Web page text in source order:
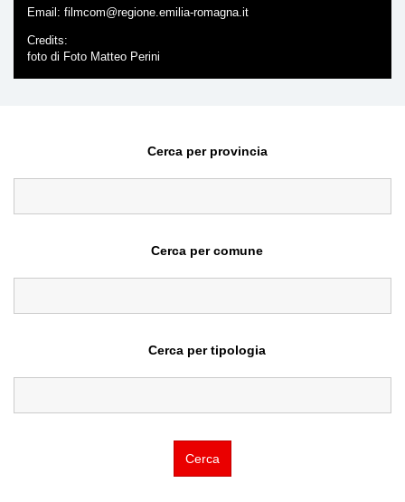
Email: filmcom@regione.emilia-romagna.it
Credits
foto di Foto Matteo Perini
Cerca per provincia
Cerca per comune
Cerca per tipologia
Cerca